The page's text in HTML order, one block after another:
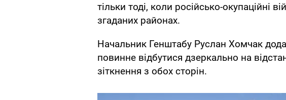
тільки тоді, коли російсько-окупаційні
згаданих районах.
Начальник Генштабу Руслан Хомчак
повинне відбутися дзеркально на
зіткнення з обох сторін.